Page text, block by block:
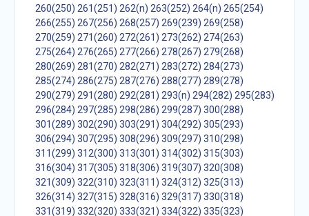
260(250) 261(251) 262(n) 263(252) 264(n) 265(254)
266(255) 267(256) 268(257) 269(239) 269(258)
270(259) 271(260) 272(261) 273(262) 274(263)
275(264) 276(265) 277(266) 278(267) 279(268)
280(269) 281(270) 282(271) 283(272) 284(273)
285(274) 286(275) 287(276) 288(277) 289(278)
290(279) 291(280) 292(281) 293(n) 294(282) 295(283)
296(284) 297(285) 298(286) 299(287) 300(288)
301(289) 302(290) 303(291) 304(292) 305(293)
306(294) 307(295) 308(296) 309(297) 310(298)
311(299) 312(300) 313(301) 314(302) 315(303)
316(304) 317(305) 318(306) 319(307) 320(308)
321(309) 322(310) 323(311) 324(312) 325(313)
326(314) 327(315) 328(316) 329(317) 330(318)
331(319) 332(320) 333(321) 334(322) 335(323)